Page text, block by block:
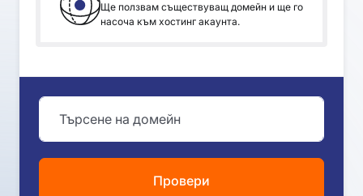
Ще ползвам съществуващ домейн и ще го
насоча към хостинг акаунта.
Провери